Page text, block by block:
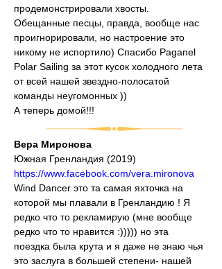
продемонстрировали хвосты.
Обещанные песцы, правда, вообще нас
проигнорировали, но настроение это
никому не испортило) Спасибо Paganel
Polar Sailing за этот кусок холодного лета
от всей нашей звездно-полосатой
команды неугомонных ))
А теперь домой!!!
Вера Миронова
Южная Гренландия (2019)
https://www.facebook.com/vera.mironova
Wind Dancer это та самая яхточка на
которой мы плавали в Гренландию ! Я
редко что то рекламирую (мне вообще
редко что то нравится :))))) но эта
поездка была крута и я даже не знаю чья
это заслуга в большей степени- нашей